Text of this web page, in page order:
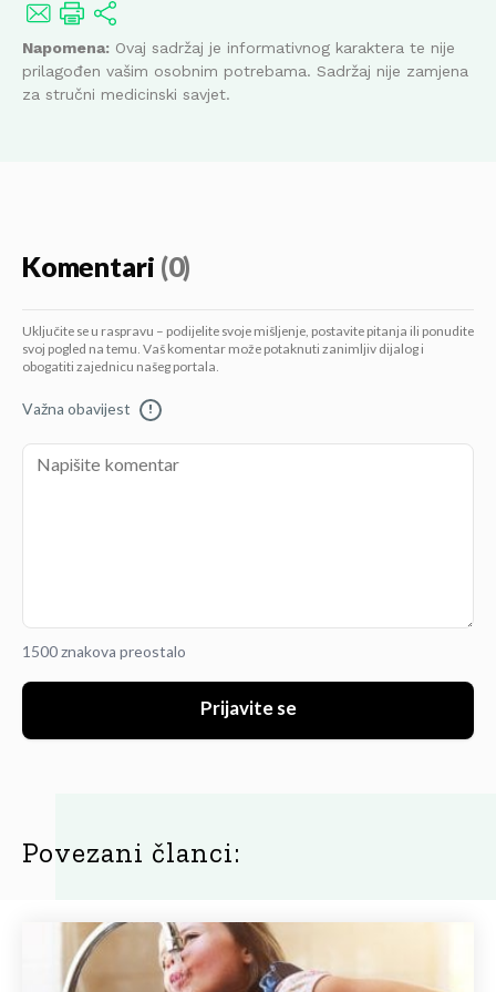
Napomena: Ovaj sadržaj je informativnog karaktera te nije
prilagođen vašim osobnim potrebama. Sadržaj nije zamjena
za stručni medicinski savjet.
Komentari (0)
Uključite se u raspravu – podijelite svoje mišljenje, postavite pitanja ili ponudite
svoj pogled na temu. Vaš komentar može potaknuti zanimljiv dijalog i
obogatiti zajednicu našeg portala.
Važna obavijest !
1500 znakova preostalo
Prijavite se
Povezani članci: